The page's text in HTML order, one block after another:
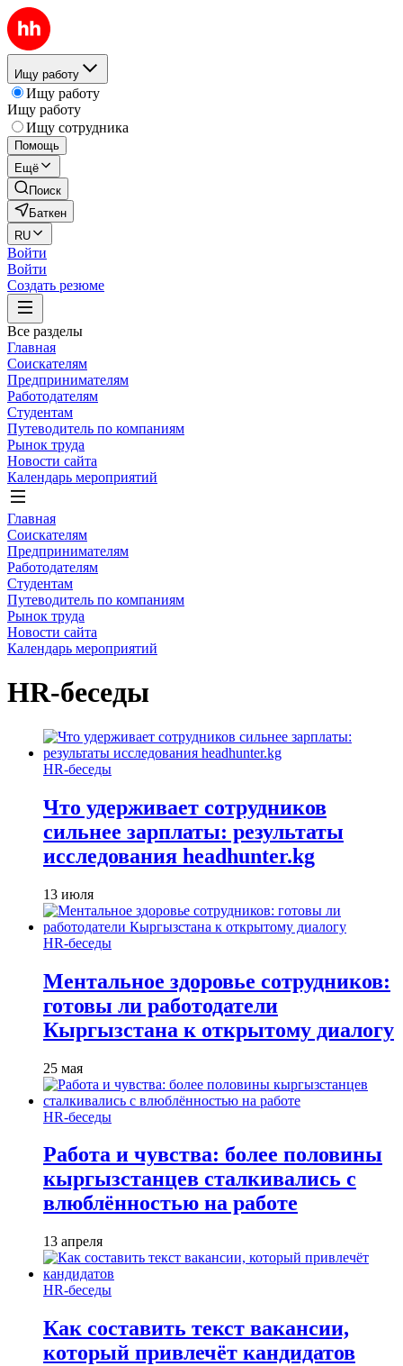
Ищу работу
Ищу работу
Ищу работу
Ищу сотрудника
Помощь
Ещё
Поиск
Баткен
RU
Войти
Войти
Создать резюме
Все разделы
Главная
Соискателям
Предпринимателям
Работодателям
Студентам
Путеводитель по компаниям
Рынок труда
Новости сайта
Календарь мероприятий
Главная
Соискателям
Предпринимателям
Работодателям
Студентам
Путеводитель по компаниям
Рынок труда
Новости сайта
Календарь мероприятий
HR-беседы
HR-беседы
Что удерживает сотрудников
сильнее зарплаты: результаты
исследования headhunter.kg
13 июля
HR-беседы
Ментальное здоровье сотрудников:
готовы ли работодатели
Кыргызстана к открытому диалогу
25 мая
HR-беседы
Работа и чувства: более половины
кыргызстанцев сталкивались с
влюблённостью на работе
13 апреля
HR-беседы
Как составить текст вакансии,
который привлечёт кандидатов